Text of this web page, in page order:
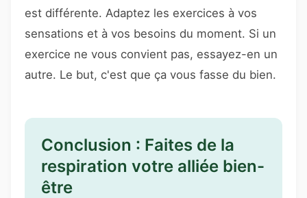
est différente. Adaptez les exercices à vos
sensations et à vos besoins du moment. Si un
exercice ne vous convient pas, essayez-en un
autre. Le but, c'est que ça vous fasse du bien.
Conclusion : Faites de la
respiration votre alliée bien-
être